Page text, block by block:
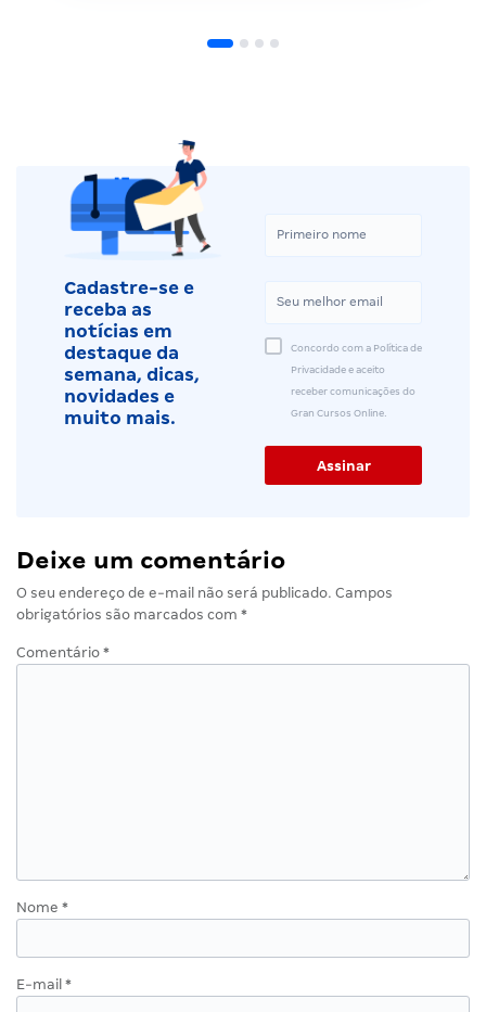
Cadastre-se e
receba as
notícias em
destaque da
semana, dicas,
novidades e
muito mais.
Concordo com a Política de
Privacidade e aceito
receber comunicações do
Gran Cursos Online.
Deixe um comentário
O seu endereço de e-mail não será publicado. Campos
obrigatórios são marcados com *
Comentário *
Nome *
E-mail *